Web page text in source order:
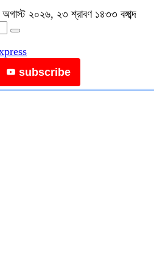
২০২৬, ২৩ শ্রাবণ ১৪৩৩ বঙ্গাব্দ
subscribe